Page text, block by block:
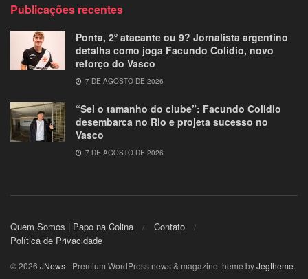
Publicações recentes
Ponta, 2º atacante ou 9? Jornalista argentino
detalha como joga Facundo Colidio, novo
reforço do Vasco
7 DE AGOSTO DE 2026
“Sei o tamanho do clube”: Facundo Colidio
desembarca no Rio e projeta sucesso no
Vasco
7 DE AGOSTO DE 2026
Quem Somos | Papo na Colina
Contato
Política de Privacidade
© 2026 JNews- Premium WordPress news & magazine theme byJegtheme.